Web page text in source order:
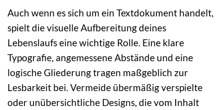
Auch wenn es sich um ein Textdokument handelt,
spielt die visuelle Aufbereitung deines
Lebenslaufs eine wichtige Rolle. Eine klare
Typografie, angemessene Abstände und eine
logische Gliederung tragen maßgeblich zur
Lesbarkeit bei. Vermeide übermäßig verspielte
oder unübersichtliche Designs, die vom Inhalt